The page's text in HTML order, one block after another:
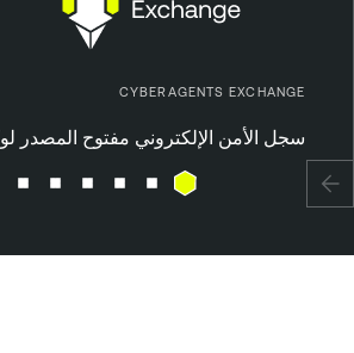
CYBERAGENTS EXCHANGE
سجل الأمن الإلكتروني مفتوح المصدر